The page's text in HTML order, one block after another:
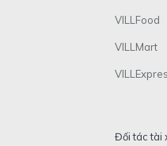
VILLFood
VILLMart
Đối tác tài